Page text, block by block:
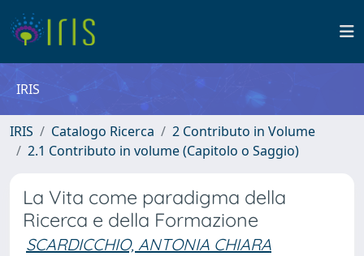
IRIS
IRIS Catalogo Ricerca
2 Contributo in Volume
2.1 Contributo in volume (Capitolo o Saggio)
La Vita come paradigma della
Ricerca e della Formazione
SCARDICCHIO, ANTONIA CHIARA